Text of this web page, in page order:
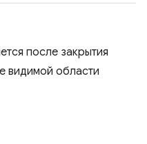
после закрытия
видимой области